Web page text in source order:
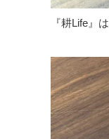
『耕Life』